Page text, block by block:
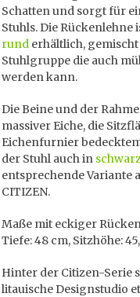
Schatten und sorgt für
Stuhls. Die Rückenlehne
rund erhältlich,
Stuhlgruppe die auch
werden kann.
Die Beine und der
massiver Eiche, die
Eichenfurnier
der Stuhl auch in
entsprechende Variante
CITIZEN.
Maße mit eckiger
Tiefe: 48 cm, Sitzhöhe:
Hinter der Citizen-Serie
litauische Designstudio